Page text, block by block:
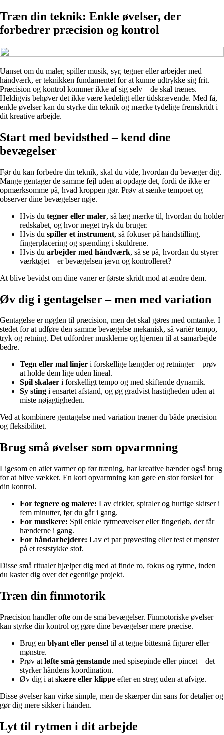
Træn din teknik: Enkle øvelser, der
forbedrer præcision og kontrol
Uanset om du maler, spiller musik, syr, tegner eller arbejder med
håndværk, er teknikken fundamentet for at kunne udtrykke sig frit.
Præcision og kontrol kommer ikke af sig selv – de skal trænes.
Heldigvis behøver det ikke være kedeligt eller tidskrævende. Med få,
enkle øvelser kan du styrke din teknik og mærke tydelige fremskridt i
dit kreative arbejde.
Start med bevidsthed – kend dine
bevægelser
Før du kan forbedre din teknik, skal du vide, hvordan du bevæger dig.
Mange gentager de samme fejl uden at opdage det, fordi de ikke er
opmærksomme på, hvad kroppen gør. Prøv at sænke tempoet og
observer dine bevægelser nøje.
Hvis du tegner eller maler, så læg mærke til, hvordan du holder
redskabet, og hvor meget tryk du bruger.
Hvis du spiller et instrument, så fokuser på håndstilling,
fingerplacering og spænding i skuldrene.
Hvis du arbejder med håndværk, så se på, hvordan du styrer
værktøjet – er bevægelsen jævn og kontrolleret?
At blive bevidst om dine vaner er første skridt mod at ændre dem.
Øv dig i gentagelser – men med variation
Gentagelse er nøglen til præcision, men det skal gøres med omtanke. I
stedet for at udføre den samme bevægelse mekanisk, så variér tempo,
tryk og retning. Det udfordrer musklerne og hjernen til at samarbejde
bedre.
Tegn eller mal linjer i forskellige længder og retninger – prøv
at holde dem lige uden lineal.
Spil skalaer i forskelligt tempo og med skiftende dynamik.
Sy sting i ensartet afstand, og øg gradvist hastigheden uden at
miste nøjagtigheden.
Ved at kombinere gentagelse med variation træner du både præcision
og fleksibilitet.
Brug små øvelser som opvarmning
Ligesom en atlet varmer op før træning, har kreative hænder også brug
for at blive vækket. En kort opvarmning kan gøre en stor forskel for
din kontrol.
For tegnere og malere: Lav cirkler, spiraler og hurtige skitser i
fem minutter, før du går i gang.
For musikere: Spil enkle rytmeøvelser eller fingerløb, der får
hænderne i gang.
For håndarbejdere: Lav et par prøvesting eller test et mønster
på et reststykke stof.
Disse små ritualer hjælper dig med at finde ro, fokus og rytme, inden
du kaster dig over det egentlige projekt.
Træn din finmotorik
Præcision handler ofte om de små bevægelser. Finmotoriske øvelser
kan styrke din kontrol og gøre dine bevægelser mere præcise.
Brug en blyant eller pensel til at tegne bittesmå figurer eller
mønstre.
Prøv at løfte små genstande med spisepinde eller pincet – det
styrker håndens koordination.
Øv dig i at skære eller klippe efter en streg uden at afvige.
Disse øvelser kan virke simple, men de skærper din sans for detaljer og
gør dig mere sikker i hånden.
Lyt til rytmen i dit arbejde